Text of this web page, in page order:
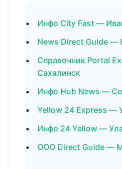
Инфо City Fast —
News Direct Guide —
Справочник Portal
Сахалинск
Инфо Hub News —
Yellow 24 Express —
Инфо 24 Yellow —
ООО Direct Guide —